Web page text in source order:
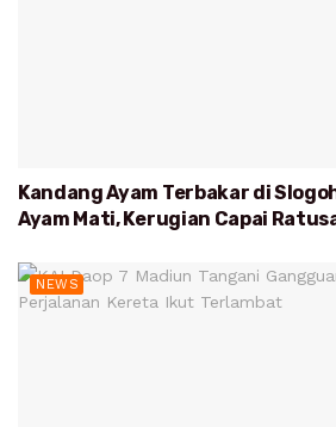
Kandang Ayam Terbakar di
Ayam Mati, Kerugian Capai
NEWS